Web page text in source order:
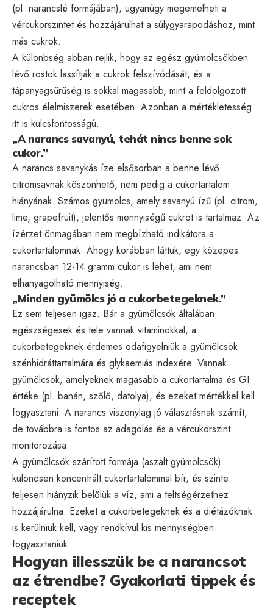
(pl. narancslé formájában), ugyanúgy megemelheti a
vércukorszintet és hozzájárulhat a súlygyarapodáshoz, mint
más cukrok.
A különbség abban rejlik, hogy az egész gyümölcsökben
lévő rostok lassítják a cukrok felszívódását, és a
tápanyagsűrűség is sokkal magasabb, mint a feldolgozott
cukros élelmiszerek esetében. Azonban a mértékletesség
itt is kulcsfontosságú.
„A narancs savanyú, tehát nincs benne sok
cukor.”
A narancs savanykás íze elsősorban a benne lévő
citromsavnak köszönhető, nem pedig a cukortartalom
hiányának. Számos gyümölcs, amely savanyú ízű (pl. citrom,
lime, grapefruit), jelentős mennyiségű cukrot is tartalmaz. Az
ízérzet önmagában nem megbízható indikátora a
cukortartalomnak. Ahogy korábban láttuk, egy közepes
narancsban 12-14 gramm cukor is lehet, ami nem
elhanyagolható mennyiség.
„Minden gyümölcs jó a cukorbetegeknek.”
Ez sem teljesen igaz. Bár a gyümölcsök általában
egészségesek és tele vannak vitaminokkal, a
cukorbetegeknek érdemes odafigyelniük a gyümölcsök
szénhidráttartalmára és glykaemiás indexére. Vannak
gyümölcsök, amelyeknek magasabb a cukortartalma és GI
értéke (pl. banán, szőlő, datolya), és ezeket mértékkel kell
fogyasztani. A narancs viszonylag jó választásnak számít,
de továbbra is fontos az adagolás és a vércukorszint
monitorozása.
A gyümölcsök szárított formája (aszalt gyümölcsök)
különösen koncentrált cukortartalommal bír, és szinte
teljesen hiányzik belőlük a víz, ami a teltségérzethez
hozzájárulna. Ezeket a cukorbetegeknek és a diétázóknak
is kerülniük kell, vagy rendkívül kis mennyiségben
fogyasztaniuk.
Hogyan illesszük be a narancsot
az étrendbe? Gyakorlati tippek és
receptek